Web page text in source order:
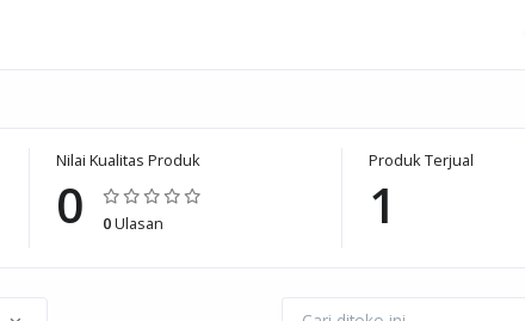
Nilai Kualitas Produk
0 0Ulasan
Produk Terjual
1